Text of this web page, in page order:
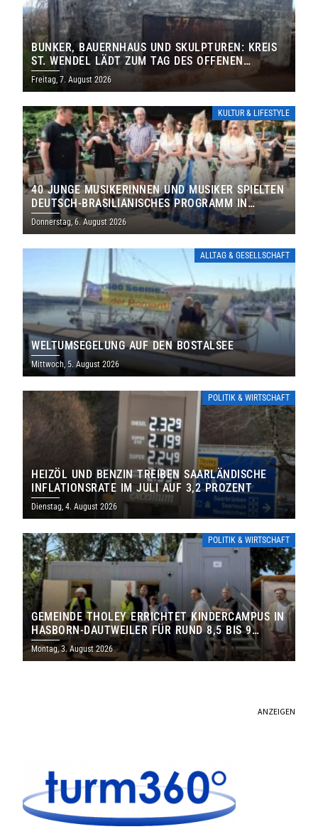
BUNKER, BAUERNHAUS UND SKULPTUREN: KREIS
ST. WENDEL LÄDT ZUM TAG DES OFFENEN
DENKMALS EIN
Freitag, 7. August 2026
KULTUR & LIFESTYLE
40 JUNGE MUSIKERINNEN UND MUSIKER SPIELTEN
DEUTSCH-BRASILIANISCHES PROGRAMM IN
THOLEY
Donnerstag, 6. August 2026
ALLTAG & GESELLSCHAFT
WELTUMSEGELUNG AUF DEN BOSTALSEE
Mittwoch, 5. August 2026
POLITIK & WIRTSCHAFT
HEIZÖL UND BENZIN TREIBEN SAARLÄNDISCHE
INFLATIONSRATE IM JULI AUF 3,2 PROZENT
Dienstag, 4. August 2026
POLITIK & WIRTSCHAFT
GEMEINDE THOLEY ERRICHTET KINDERCAMPUS IN
HASBORN-DAUTWEILER FÜR RUND 8,5 BIS 9
MILLIONEN EURO
Montag, 3. August 2026
ANZEIGEN